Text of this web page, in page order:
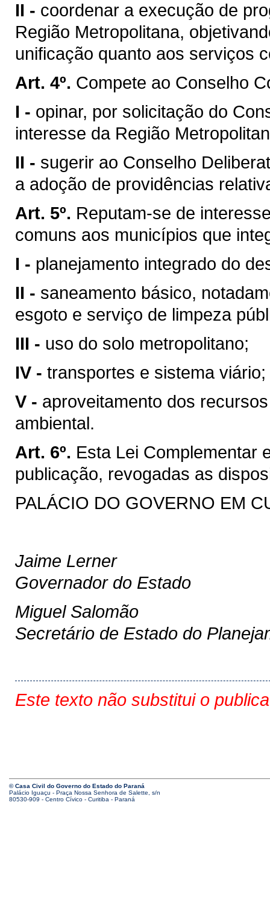
II - coordenar a execução de
Região Metropolitana,
unificação quanto aos serviços
Art. 4º. Compete ao Conselho
I - opinar, por solicitação do
interesse da Região
II - sugerir ao Conselho
a adoção de providências
Art. 5º. Reputam-se de
comuns aos municípios que
I - planejamento integrado do
II - saneamento básico,
esgoto e serviço de limpeza
III - uso do solo metropolitano;
IV - transportes e sistema viário;
V - aproveitamento dos
ambiental.
Art. 6º. Esta Lei Complementar
publicação, revogadas as
PALÁCIO DO GOVERNO EM
Jaime Lerner
Governador do Estado
Miguel Salomão
Secretário de Estado do
Este texto não substitui o
© Casa Civil do Governo do Estado do Paraná
Palácio Iguaçu - Praça Nossa Senhora de Salette, s/n
80530-909 - Centro Cívico - Curitiba - Paraná